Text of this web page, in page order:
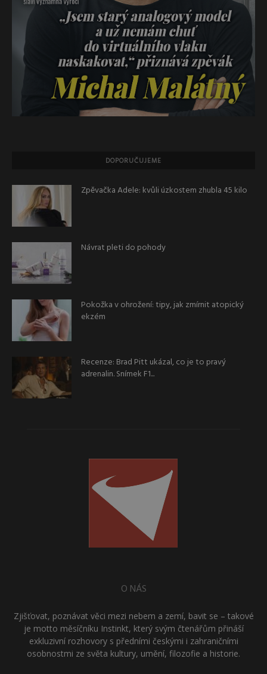
DOPORUČUJEME
Zpěvačka Adele: kvůli úzkostem zhubla 45 kilo
Návrat pleti do pohody
Pokožka v ohrožení: tipy, jak zmírnit atopický
ekzém
Recenze: Brad Pitt ukázal, co je to pravý
adrenalin. Snímek F1...
O NÁS
Zjišťovat, poznávat věci mezi nebem a zemí, bavit se – takové
je motto měsíčníku Instinkt, který svým čtenářům přináší
exkluzivní rozhovory s předními českými i zahraničními
osobnostmi ze světa kultury, umění, filozofie a historie.